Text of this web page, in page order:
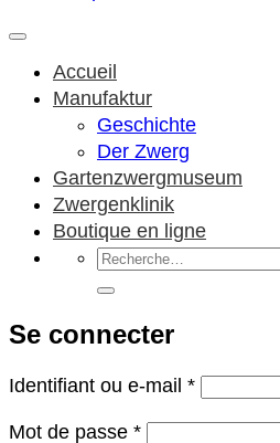
Accueil
Manufaktur
Geschichte
Der Zwerg
Gartenzwergmuseum
Zwergenklinik
Boutique en ligne
Recherche
pour :
Se connecter
Identifiant ou e-mail *Obligatoire
Mot de passe *Obligatoire